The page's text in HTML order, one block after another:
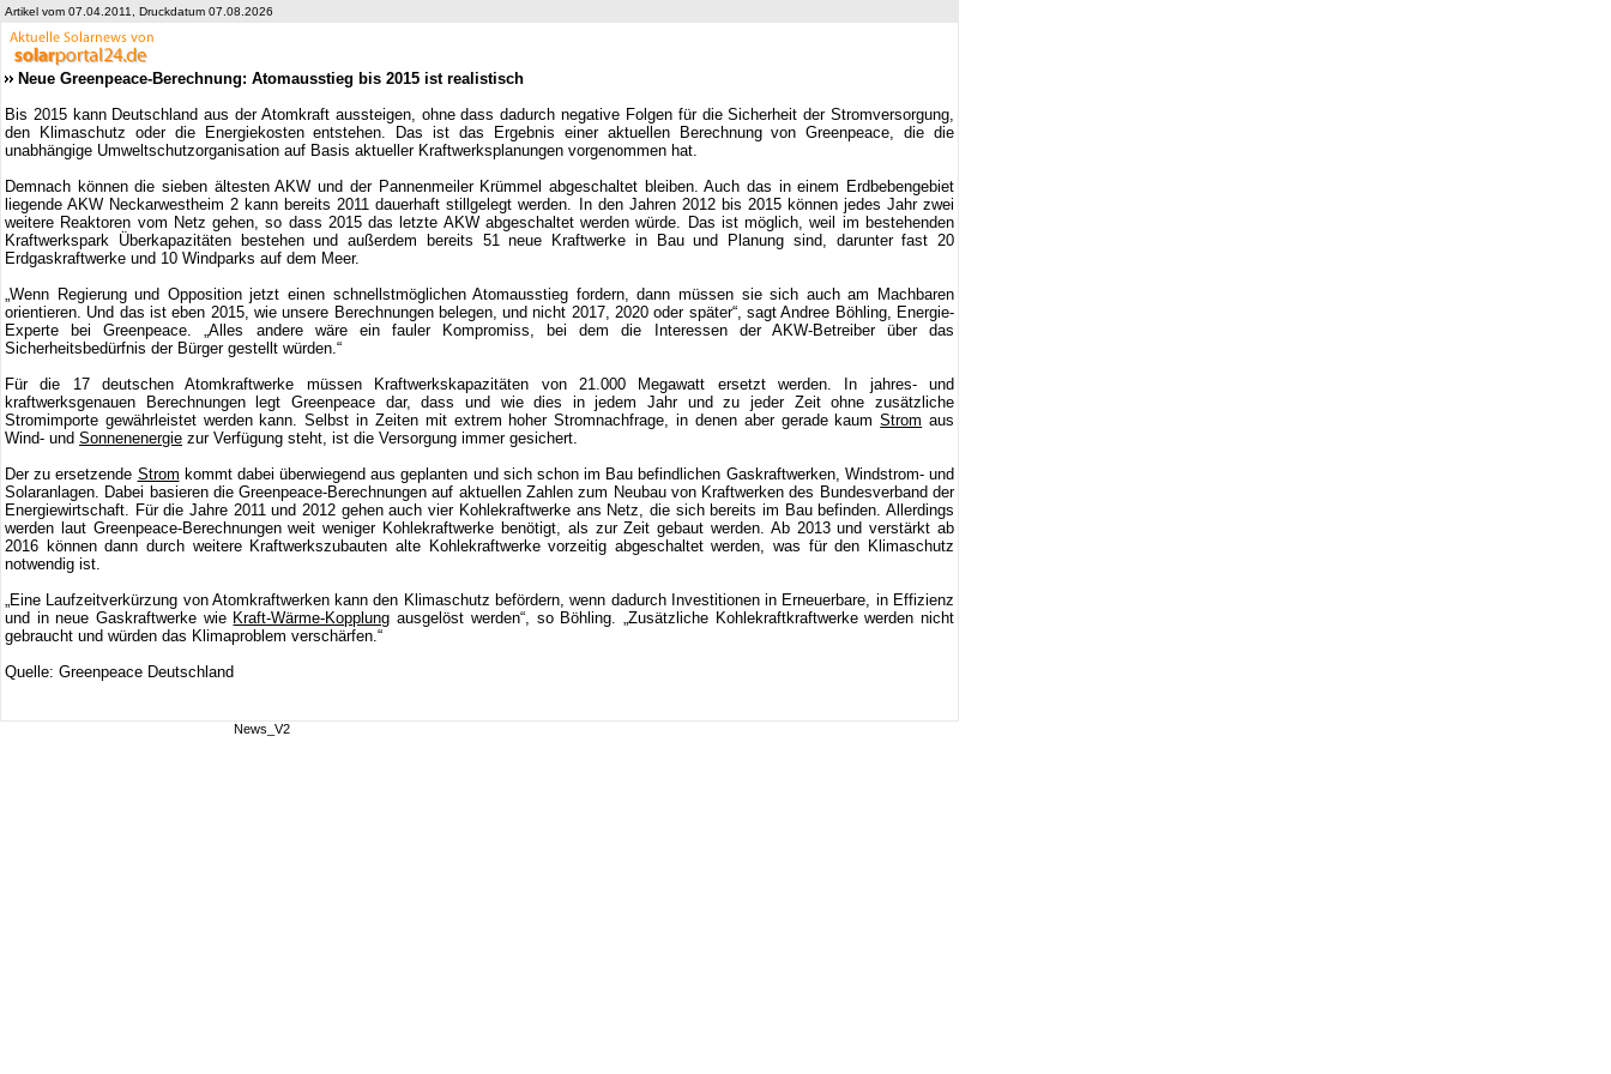
Artikel vom 07.04.2011, Druckdatum 07.08.2026
Neue Greenpeace-Berechnung: Atomausstieg bis 2015 ist realistisch
Bis 2015 kann Deutschland aus der Atomkraft aussteigen, ohne dass dadurch negative Folgen für die Sicherheit der Stromversorgung,
den Klimaschutz oder die Energiekosten entstehen. Das ist das Ergebnis einer aktuellen Berechnung von Greenpeace, die die
unabhängige Umweltschutzorganisation auf Basis aktueller Kraftwerksplanungen vorgenommen hat.
Demnach können die sieben ältesten AKW und der Pannenmeiler Krümmel abgeschaltet bleiben. Auch das in einem Erdbebengebiet
liegende AKW Neckarwestheim 2 kann bereits 2011 dauerhaft stillgelegt werden. In den Jahren 2012 bis 2015 können jedes Jahr zwei
weitere Reaktoren vom Netz gehen, so dass 2015 das letzte AKW abgeschaltet werden würde. Das ist möglich, weil im bestehenden
Kraftwerkspark Überkapazitäten bestehen und außerdem bereits 51 neue Kraftwerke in Bau und Planung sind, darunter fast 20
Erdgaskraftwerke und 10 Windparks auf dem Meer.
„Wenn Regierung und Opposition jetzt einen schnellstmöglichen Atomausstieg fordern, dann müssen sie sich auch am Machbaren
orientieren. Und das ist eben 2015, wie unsere Berechnungen belegen, und nicht 2017, 2020 oder später“, sagt Andree Böhling, Energie-
Experte bei Greenpeace. „Alles andere wäre ein fauler Kompromiss, bei dem die Interessen der AKW-Betreiber über das
Sicherheitsbedürfnis der Bürger gestellt würden.“
Für die 17 deutschen Atomkraftwerke müssen Kraftwerkskapazitäten von 21.000 Megawatt ersetzt werden. In jahres- und
kraftwerksgenauen Berechnungen legt Greenpeace dar, dass und wie dies in jedem Jahr und zu jeder Zeit ohne zusätzliche
Stromimporte gewährleistet werden kann. Selbst in Zeiten mit extrem hoher Stromnachfrage, in denen aber gerade kaumStrom aus
Wind- und Sonnenenergie zur Verfügung steht, ist die Versorgung immer gesichert.
Der zu ersetzende Strom kommt dabei überwiegend aus geplanten und sich schon im Bau befindlichen Gaskraftwerken, Windstrom- und
Solaranlagen. Dabei basieren die Greenpeace-Berechnungen auf aktuellen Zahlen zum Neubau von Kraftwerken des Bundesverband der
Energiewirtschaft. Für die Jahre 2011 und 2012 gehen auch vier Kohlekraftwerke ans Netz, die sich bereits im Bau befinden. Allerdings
werden laut Greenpeace-Berechnungen weit weniger Kohlekraftwerke benötigt, als zur Zeit gebaut werden. Ab 2013 und verstärkt ab
2016 können dann durch weitere Kraftwerkszubauten alte Kohlekraftwerke vorzeitig abgeschaltet werden, was für den Klimaschutz
notwendig ist.
„Eine Laufzeitverkürzung von Atomkraftwerken kann den Klimaschutz befördern, wenn dadurch Investitionen in Erneuerbare, in Effizienz
und in neue Gaskraftwerke wie Kraft-Wärme-Kopplung ausgelöst werden“, so Böhling. „Zusätzliche Kohlekraftkraftwerke werden nicht
gebraucht und würden das Klimaproblem verschärfen.“
Quelle: Greenpeace Deutschland
News_V2